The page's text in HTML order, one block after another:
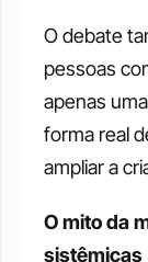
O debate
pessoas
apenas
forma real
ampliar a
O mito da
sistêmicas